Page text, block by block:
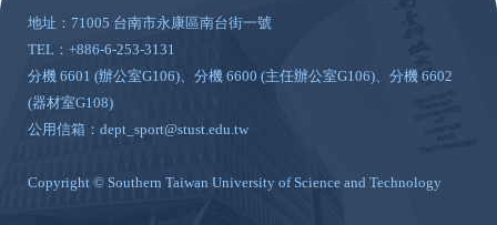
地址：71005 台南市永康區南台街一號
TEL：+886-6-253-3131
分機 6601 (辦公室G106)、分機 6600 (主任辦公室G106)、分機 6602
(器材室G108)
公用信箱：dept_sport@stust.edu.tw
Copyright © Southern Taiwan University of Science and Technology